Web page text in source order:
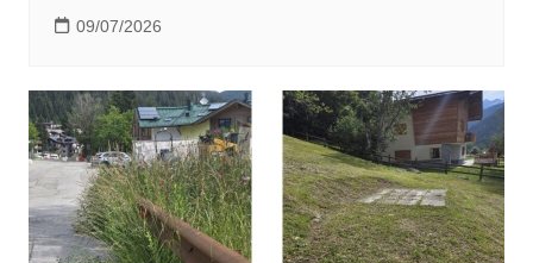
09/07/2026